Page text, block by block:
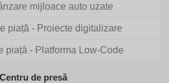
mijloace auto uzate
piață - Proiecte digitalizare
piață - Platforma Low-Code
Centru de presă